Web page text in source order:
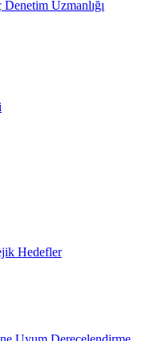
Uzmanlığı
Hedefler